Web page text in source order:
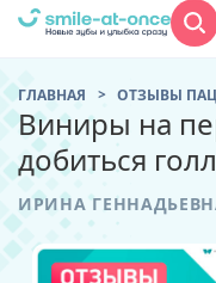
ГЛАВНАЯ ОТЗЫВЫ
Виниры на
добиться
ИРИНА